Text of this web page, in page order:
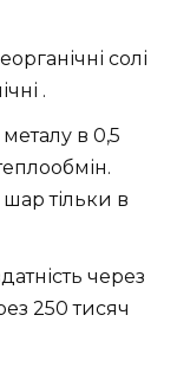
солі
.
в 0,5
тільки в
через
250 тисяч